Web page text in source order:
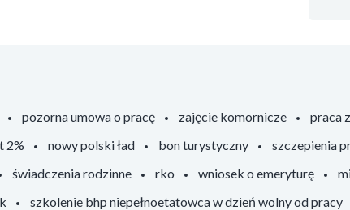
pozorna umowa o pracę zajęcie komornicze praca
2% nowy polski ład bon turystyczny szczepienia
świadczenia rodzinne rko wniosek o emeryturę
szkolenie bhp niepełnoetatowca w dzień wolny od pracy